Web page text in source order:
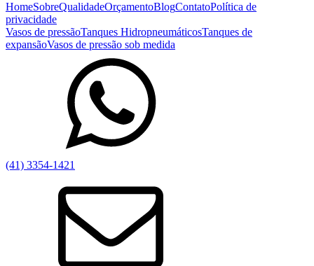
HomeSobreQualidadeOrçamentoBlogContatoPolítica de
privacidade
Vasos de pressãoTanques HidropneumáticosTanques de
expansãoVasos de pressão sob medida
(41) 3354-1421